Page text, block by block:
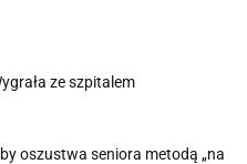
ze szpitalem
oszustwa seniora metodą „na